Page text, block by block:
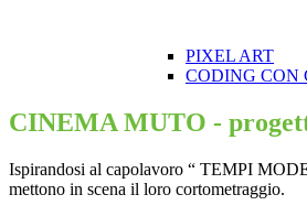
PIXEL ART
CODING CON
CINEMA MUTO -
Ispirandosi al capolavoro “ TEMPI
mettono in scena il loro cortometraggio.